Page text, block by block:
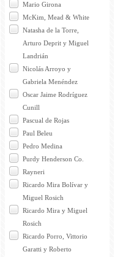
Mario Girona
McKim, Mead & White
Natasha de la Torre,
Arturo Deprit y Miguel
Landrián
Nicolás Arroyo y
Gabriela Menéndez
Oscar Jaime Rodríguez
Cunill
Pascual de Rojas
Paul Beleu
Pedro Medina
Purdy Henderson Co.
Rayneri
Ricardo Mira Bolívar y
Miguel Rosich
Ricardo Mira y Miguel
Rosich
Ricardo Porro, Vittorio
Garatti y Roberto